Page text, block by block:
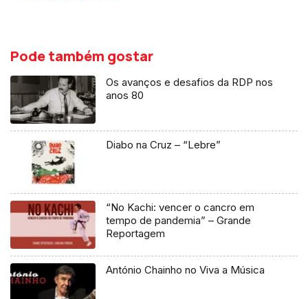
Pode também gostar
Os avanços e desafios da RDP nos
anos 80
Diabo na Cruz – “Lebre”
“No Kachi: vencer o cancro em
tempo de pandemia” – Grande
Reportagem
António Chainho no Viva a Música